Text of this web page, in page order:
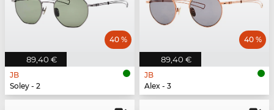
89,40 €
40 %
JB
Soley - 2
89,40 €
40 %
JB
Alex - 3